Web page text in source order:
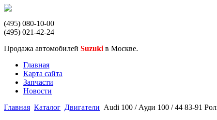
(495) 080-10-00
(495) 021-42-24
Продажа автомобилей Suzuki в Москве.
Главная
Карта сайта
Запчасти
Новости
Главная Каталог Двигатели Audi 100 / Ауди 100 / 44 83-91